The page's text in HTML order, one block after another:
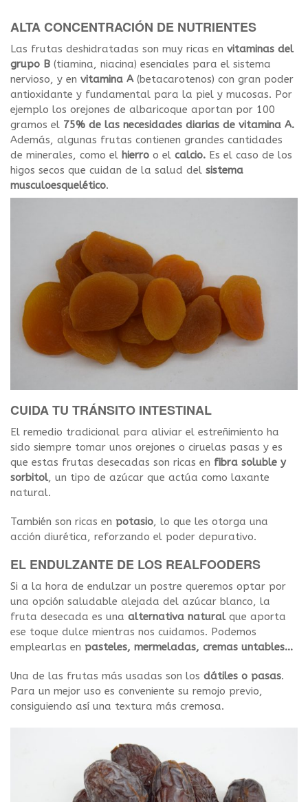
ALTA CONCENTRACIÓN DE NUTRIENTES
Las frutas deshidratadas son muy ricas en vitaminas del
grupo B (tiamina, niacina) esenciales para el sistema
nervioso, y en vitamina A(betacarotenos) con gran poder
antioxidante y fundamental para la piel y mucosas. Por
ejemplo los orejones de albaricoque aportan por 100
gramos el 75% de las necesidades diarias de vitamina A.
Además, algunas frutas contienen grandes cantidades
de minerales, como el hierro o el calcio. Es el caso de los
higos secos que cuidan de la salud del sistema
musculoesquelético.
CUIDA TU TRÁNSITO INTESTINAL
El remedio tradicional para aliviar el estreñimiento ha
sido siempre tomar unos orejones o ciruelas pasas y es
que estas frutas desecadas son ricas en fibra soluble y
sorbitol, un tipo de azúcar que actúa como laxante
natural.
También son ricas en potasio, lo que les otorga una
acción diurética, reforzando el poder depurativo.
EL ENDULZANTE DE LOS REALFOODERS
Si a la hora de endulzar un postre queremos optar por
una opción saludable alejada del azúcar blanco, la
fruta desecada es una alternativa naturalque aporta
ese toque dulce mientras nos cuidamos. Podemos
emplearlas en pasteles, mermeladas, cremas untables…
Una de las frutas más usadas son los dátiles o pasas.
Para un mejor uso es conveniente su remojo previo,
consiguiendo así una textura más cremosa.